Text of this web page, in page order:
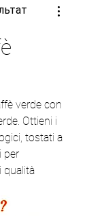
verde con
Ottieni i
tostati a
per
qualità